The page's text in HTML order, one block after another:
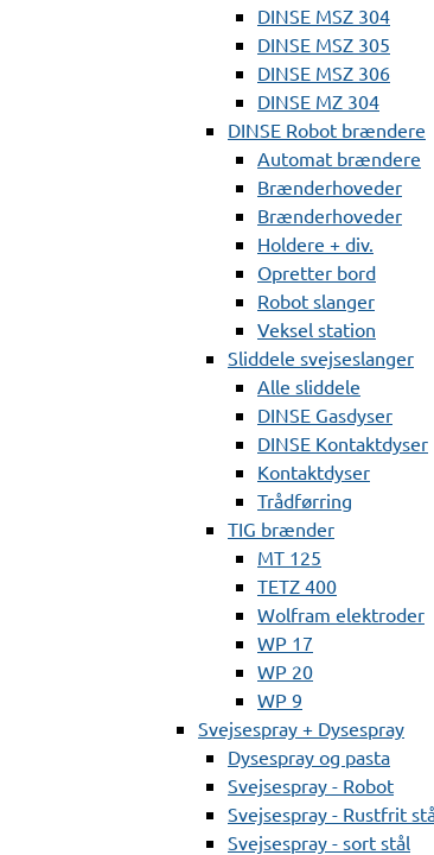
DINSE MSZ 304
DINSE MSZ 305
DINSE MSZ 306
DINSE MZ 304
DINSE Robot brændere
Automat brændere
Brænderhoveder
Brænderhoveder
Holdere + div.
Opretter bord
Robot slanger
Veksel station
Sliddele svejseslanger
Alle sliddele
DINSE Gasdyser
DINSE Kontaktdyser
Kontaktdyser
Trådførring
TIG brænder
MT 125
TETZ 400
Wolfram elektroder
WP 17
WP 20
WP 9
Svejsespray + Dysespray
Dysespray og pasta
Svejsespray - Robot
Svejsespray - Rustfrit
Svejsespray - sort stål